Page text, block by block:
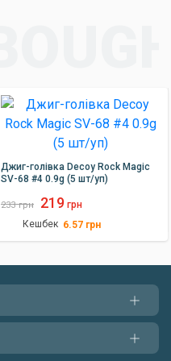
Джиг-голівка Decoy Rock Magic
SV-68 #4 0.9g (5 шт/уп)
233 грн 219 грн
Кешбек 6.57 грн